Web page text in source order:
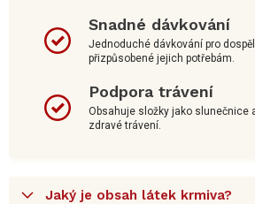
Snadné dávkování
Jednoduché dávkování pro
přizpůsobené jejich potřebám.
Podpora trávení
Obsahuje složky jako slunečnice
zdravé trávení.
Jaký je obsah látek krmiva?